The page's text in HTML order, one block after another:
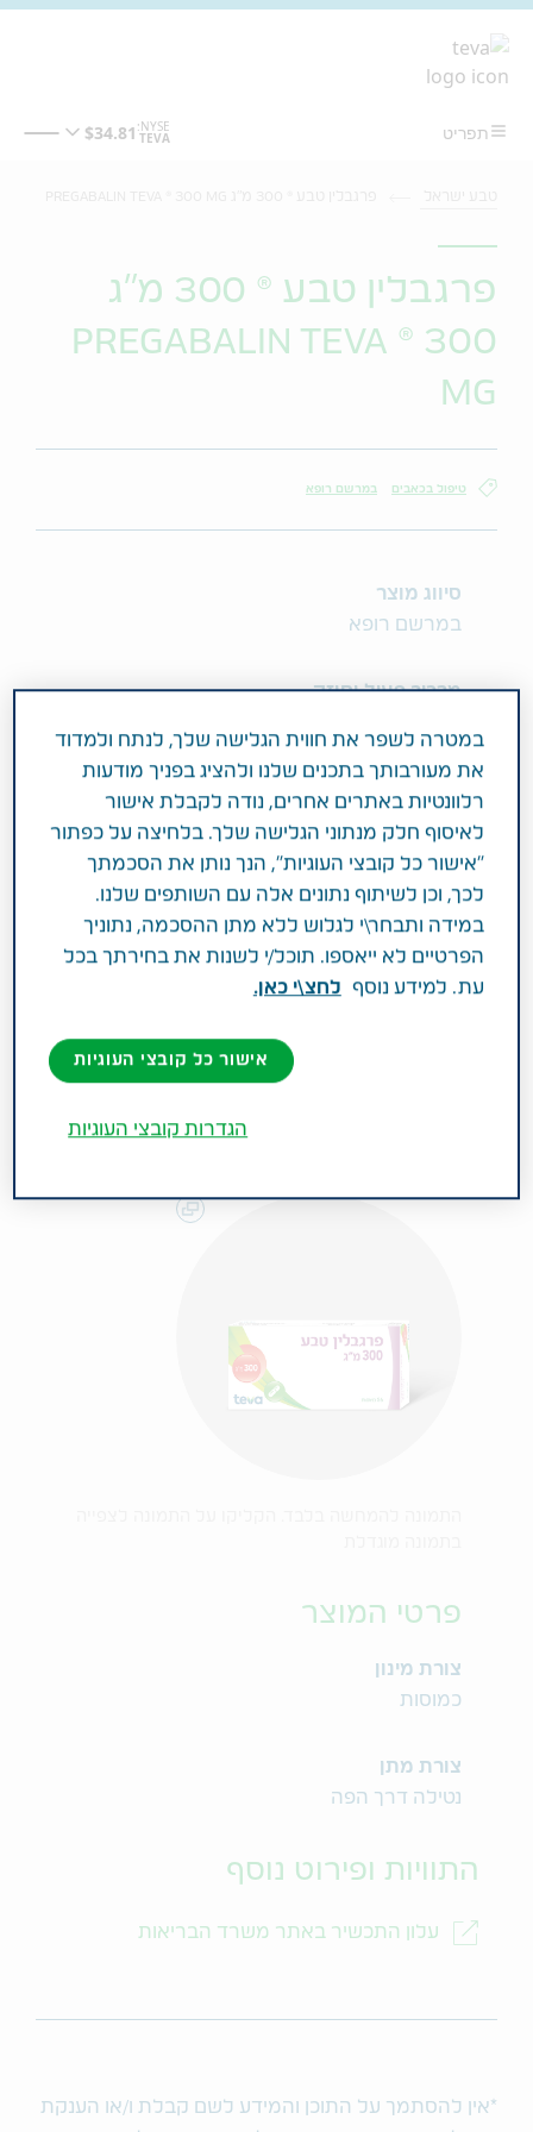
פרגבלין טבע ® 300 מ"ג
PREGABALIN TEVA ® 300
MG
טיפול בכאבים במרשם רופא
סיווג מוצר
במרשם רופא
מרכיב פעיל וחוזק
פעילות רפואית
אנלוג לחומצה גאמא אמינובוטירית (GABA).
פרטי המוצר
צורת מינון
כמוסות
צורת מתן
נטילה דרך הפה
התוויות ופירוט נוסף
עלון התכשיר באתר משרד הבריאות
*אין להסתמך על התוכן והמידע לשם קבלת ו/או הענקת
במטרה לשפר את חווית הגלישה שלך, לנתח ולמדוד
את מעורבותך בתכנים שלנו ולהציג בפניך מודעות
רלוונטיות באתרים אחרים, נודה לקבלת אישור
לאיסוף חלק מנתוני הגלישה שלך. בלחיצה על כפתור
"אישור כל קובצי העוגיות", הנך נותן את הסכמתך
לכך, וכן לשיתוף נתונים אלה עם השותפים שלנו.
במידה ותבחר\י לגלוש ללא מתן ההסכמה, נתוניך
הפרטיים לא ייאספו. תוכל/י לשנות את בחירתך בכל
עת. למידע נוסף
לחצ\י כאן.
אישור כל קובצי העוגיות
הגדרות קובצי העוגיות